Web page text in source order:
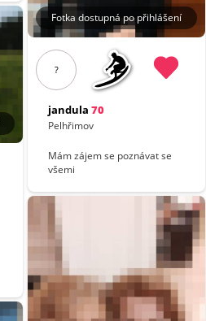
Fotka dostupná po přihlášení
?
jandula 70
Pelhřimov
Mám zájem se poznávat se
všemi